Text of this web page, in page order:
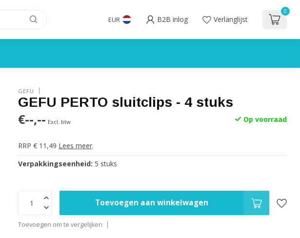
EUR B2B inlog Verlanglijst
0
GEFU
GEFU PERTO sluitclips - 4 stuks
€--,-- Excl. btw Op voorraad
RRP € 11,49 Lees meer.
Verpakkingseenheid: 5 stuks
Toevoegen aan winkelwagen
Toevoegen om te vergelijken